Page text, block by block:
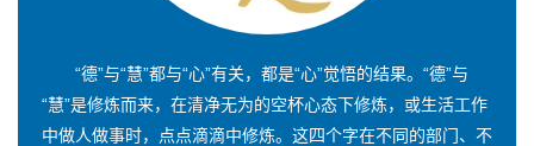
“德”与“慧”都与“心”有关，都是“心”觉悟的结果。“德”与
“慧”是修炼而来，在清净无为的空杯心态下修炼，或生活工作
中做人做事时，点点滴滴中修炼。这四个字在不同的部门、不